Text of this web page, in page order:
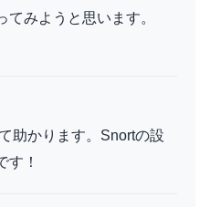
みようと思います。
助かります。Snortの設
す！